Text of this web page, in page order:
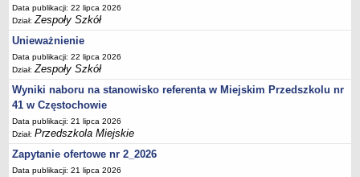
Data publikacji: 22 lipca 2026
Dział:Zespoły Szkół
Unieważnienie
Data publikacji: 22 lipca 2026
Dział:Zespoły Szkół
Wyniki naboru na stanowisko referenta w Miejskim Przedszkolu nr
41 w Częstochowie
Data publikacji: 21 lipca 2026
Dział:Przedszkola Miejskie
Zapytanie ofertowe nr 2_2026
Data publikacji: 21 lipca 2026